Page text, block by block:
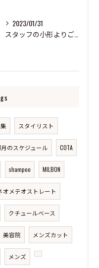
2023/01/31
スタイリスト
月のスケジュール COTA
shampoo MILBON
オメテオストレート
クチュールベース
美容院 メンズカット
メンズ